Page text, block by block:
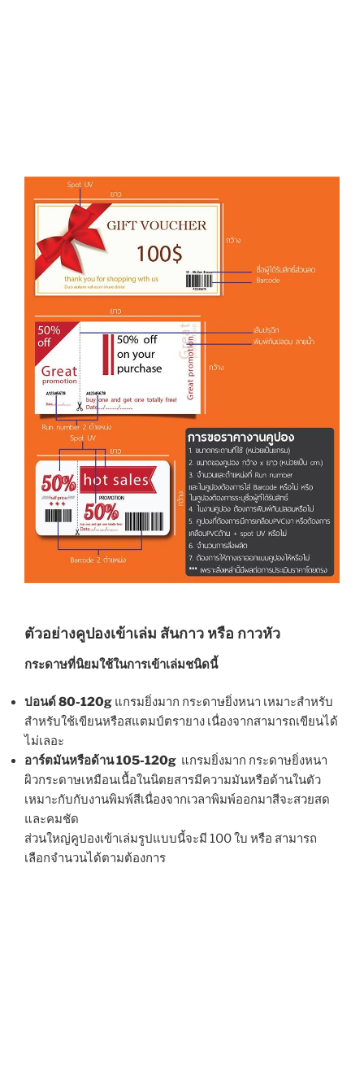
ตัวอย่างคูปองเข้าเล่ม สันกาว หรือ กาวหัว
กระดาษที่นิยมใช้ในการเข้าเล่มชนิดนี้
ปอนด์ 80-120g แกรมยิ่งมาก กระดาษยิ่งหนา เหมาะสำหรับ
สำหรับใช้เขียนหรือสแตมป์ตรายาง เนื่องจากสามารถเขียนได้
ไม่เลอะ
อาร์ตมันหรือด้าน 105-120g แกรมยิ่งมาก กระดาษยิ่งหนา
ผิวกระดาษเหมือนเนื้อในนิตยสารมีความมันหรือด้านในตัว
เหมาะกับกับงานพิมพ์สีเนื่องจากเวลาพิมพ์ออกมาสีจะสวยสด
และคมชัด
ส่วนใหญ่คูปองเข้าเล่มรูปแบบนี้จะมี 100 ใบ หรือ สามารถ
เลือกจำนวนได้ตามต้องการ